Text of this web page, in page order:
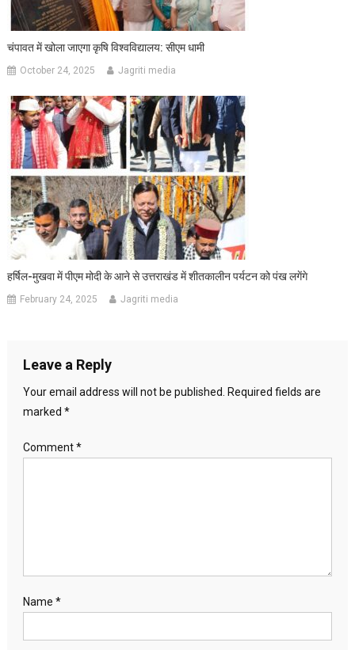
चंपावत में खोला जाएगा कृषि विश्वविद्यालय: सीएम धामी
October 24, 2025 Jagriti media
हर्षिल-मुखवा में पीएम मोदी के आने से उत्तराखंड में शीतकालीन पर्यटन को पंख लगेंगे
February 24, 2025 Jagriti media
Leave a Reply
Your email address will not be published.
Required fields are
marked *
Comment*
Name *